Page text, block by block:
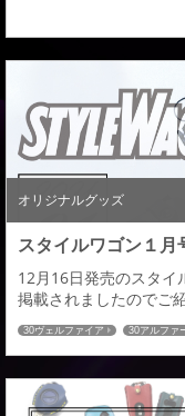
オリジナルグッズ
スタイルワゴン１
12月16日発売のスタイ
掲載されましたのでご
用し、２００車種以上
ります。 オーダーメイ
色：全１４色／ステッ
具の色：全２色お客様
トも可能。きっと理
30ヴェルファイア 30アルファ
80ハリアー